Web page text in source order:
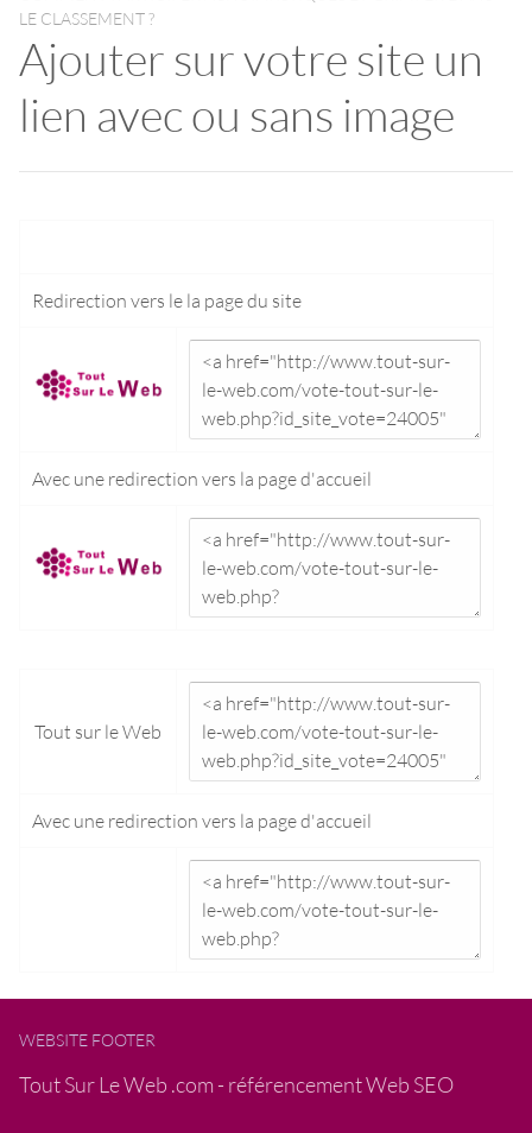
LE CLASSEMENT ?
Ajouter sur votre site un
lien avec ou sans image
Redirection vers le la page du site
Avec une redirection vers la page d'accueil
Tout sur le Web
Avec une redirection vers la page d'accueil
WEBSITE FOOTER
Tout Sur Le Web .com - référencement Web SEO